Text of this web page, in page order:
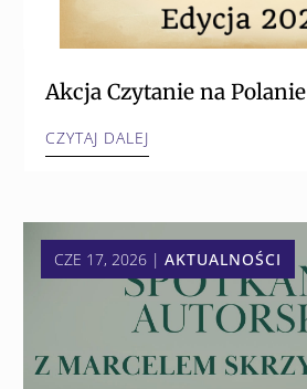
Akcja Czytanie na Polanie
CZYTAJ DALEJ
CZE 17, 2026 |AKTUALNOŚCI